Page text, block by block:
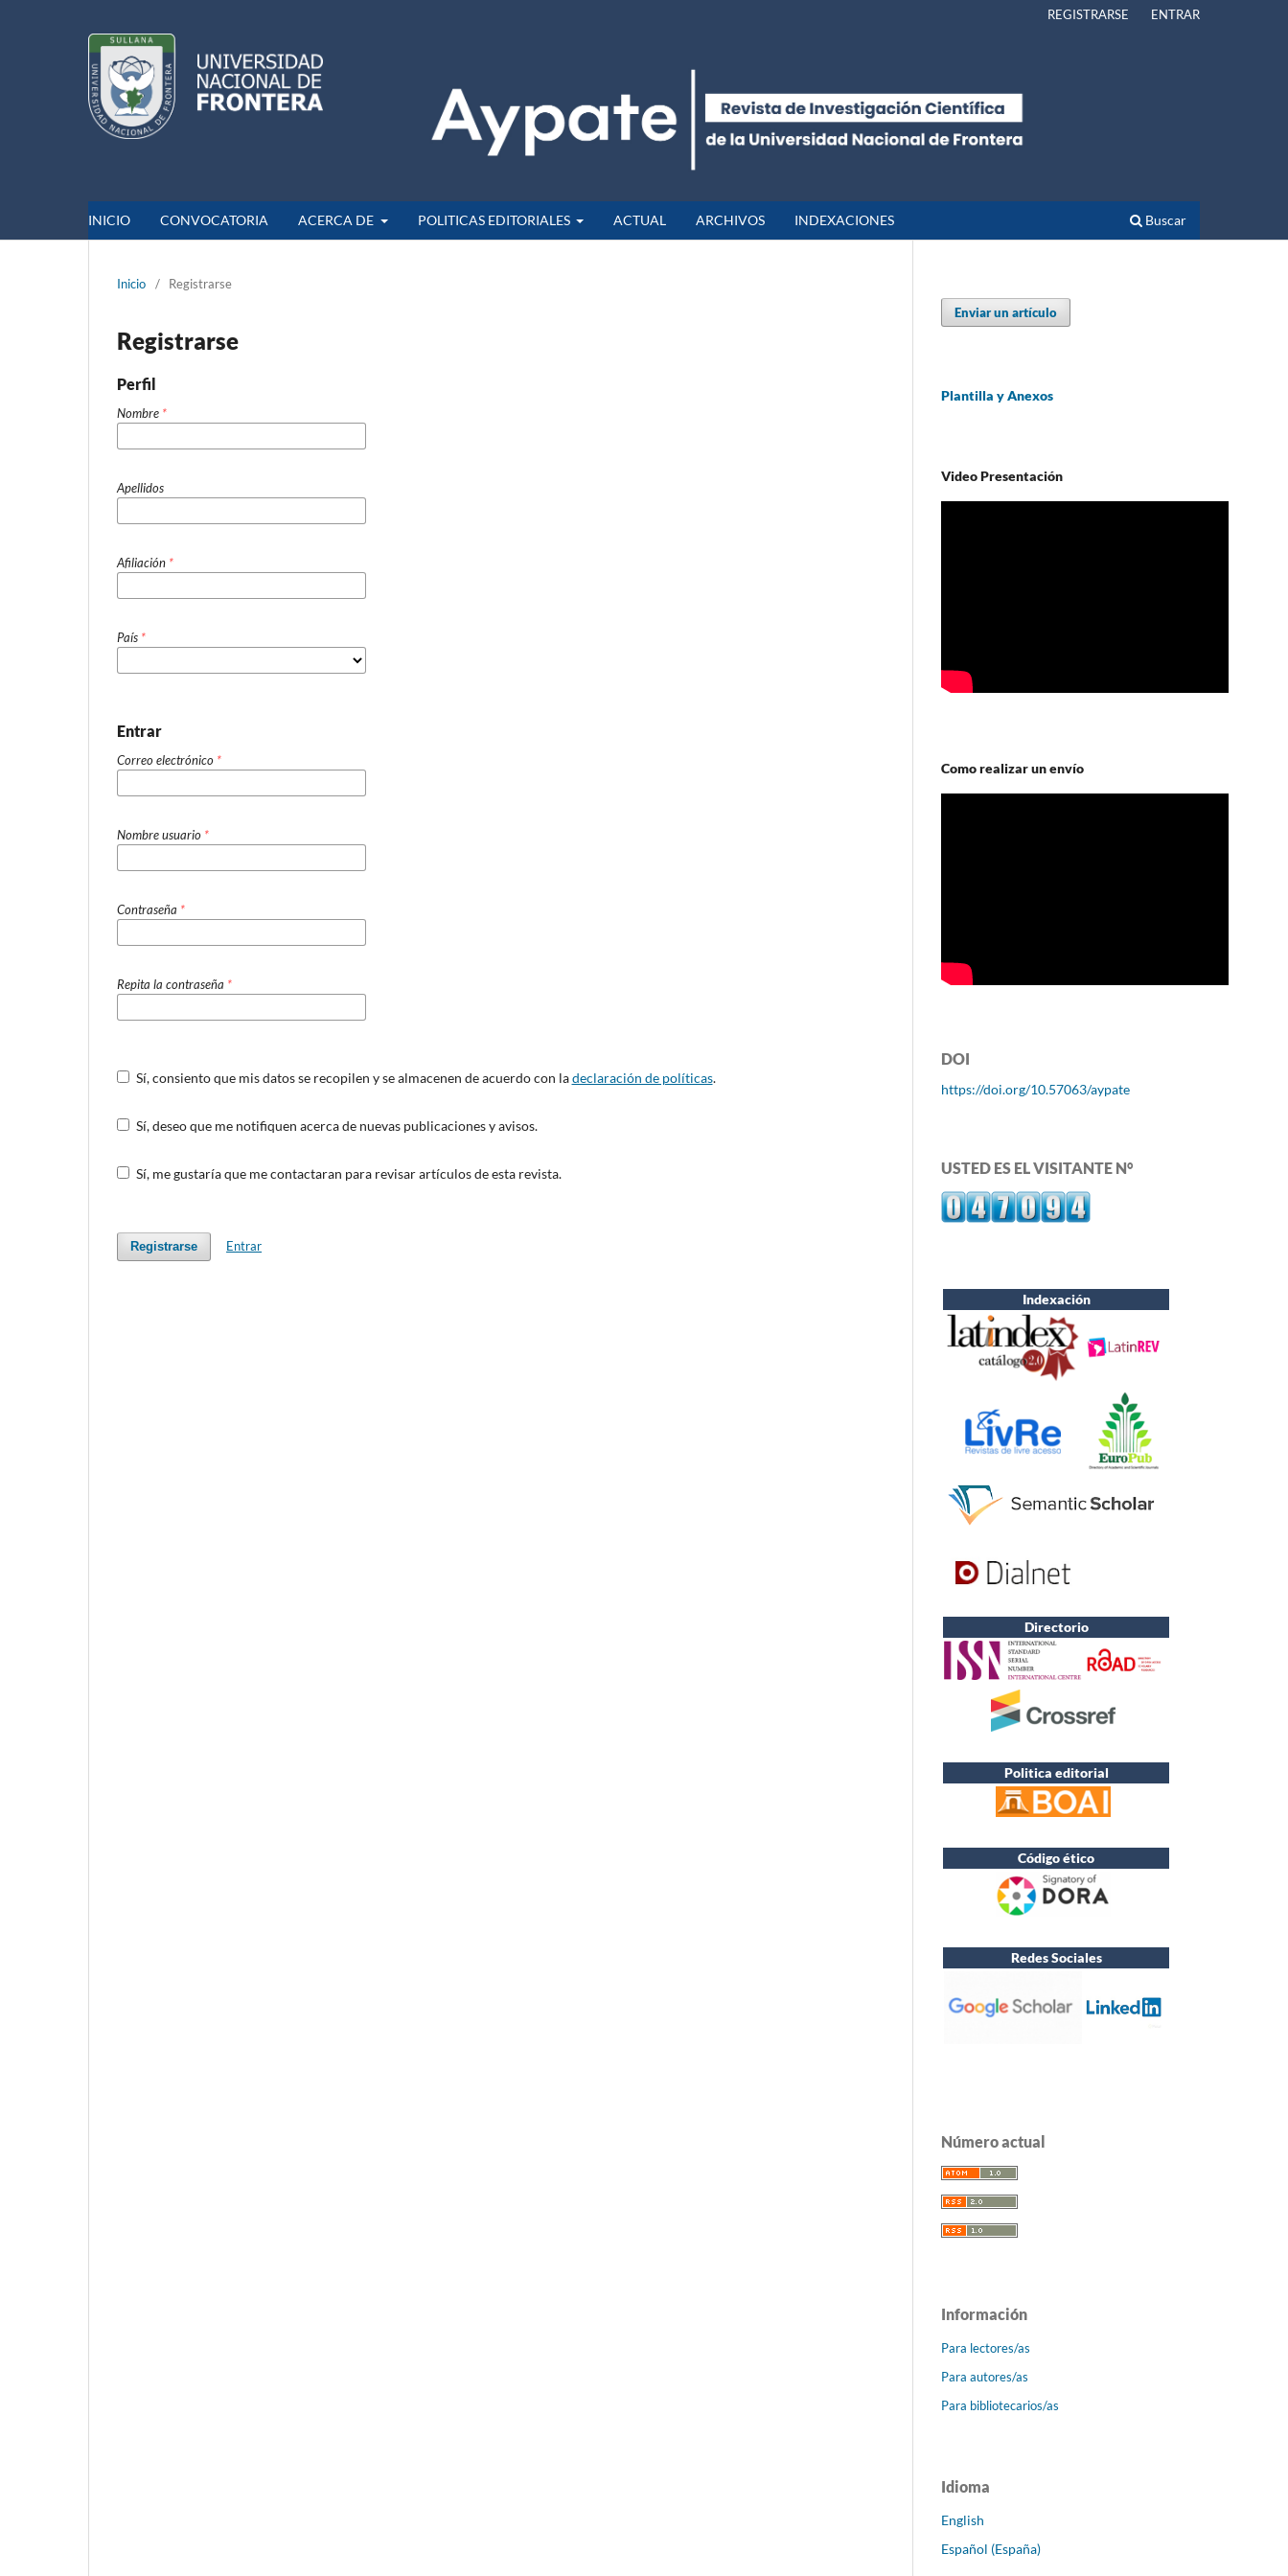
INICIO CONVOCATORIA ACERCA DE POLITICAS EDITORIALES ACTUAL ARCHIVOS INDEXACIONES Buscar
REGISTRARSE ENTRAR
Inicio / Registrarse
Registrarse
Perfil
Nombre *
Apellidos
Afiliación *
País *
Entrar
Correo electrónico *
Nombre usuario *
Contraseña *
Repita la contraseña *
Sí, consiento que mis datos se recopilen y se almacenen de acuerdo con ladeclaración de políticas.
Sí, deseo que me notifiquen acerca de nuevas publicaciones y avisos.
Sí, me gustaría que me contactaran para revisar artículos de esta revista.
Registrarse Entrar
Enviar un artículo
Plantilla y Anexos
Video Presentación
Como realizar un envío
DOI
https://doi.org/10.57063/aypate
USTED ES EL VISITANTE N°
Indexación
Directorio
Politica editorial
Código ético
Redes Sociales
Número actual
Información
Para lectores/as
Para autores/as
Para bibliotecarios/as
Idioma
English
Español (España)